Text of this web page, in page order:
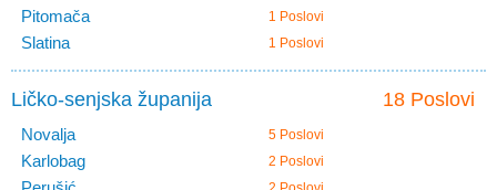
Pitomača 1 Poslovi
Slatina 1 Poslovi
18 Poslovi
Ličko-senjska županija
Novalja 5 Poslovi
Karlobag 2 Poslovi